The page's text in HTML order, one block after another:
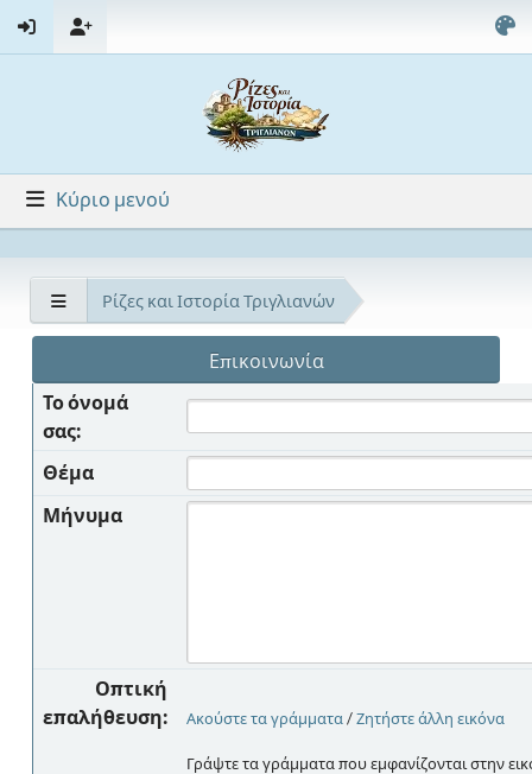
Κύριο μενού
Ρίζες και Ιστορία Τριγλιανών
Επικοινωνία
Το όνομά
σας:
Θέμα
Μήνυμα
Οπτική
επαλήθευση:
Ακούστε τα γράμματα /Ζητήστε άλλη εικόνα
Γράψτε τα γράμματα που εμφανίζονται στην